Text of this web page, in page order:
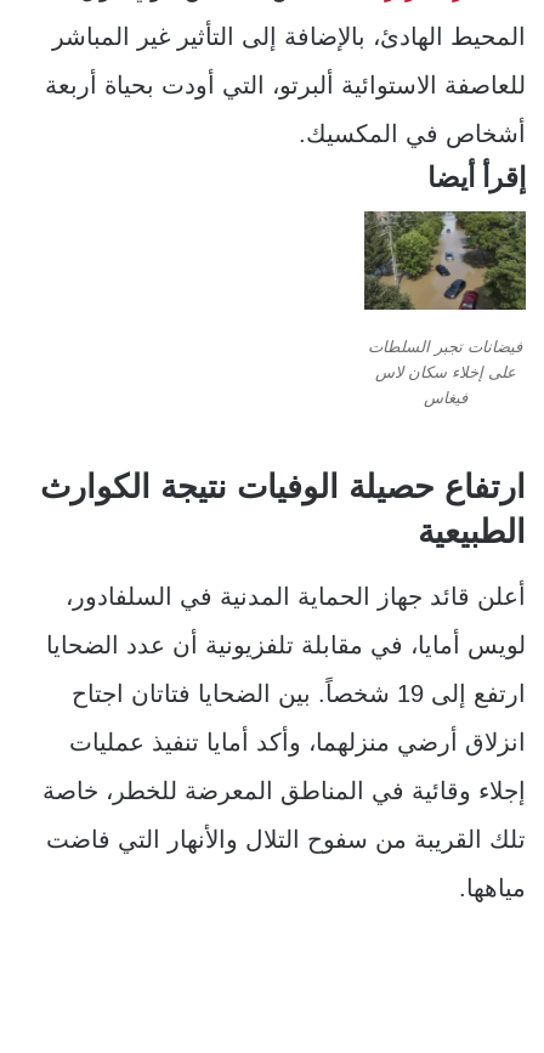
المحيط الهادئ، بالإضافة إلى التأثير غير المباشر
للعاصفة الاستوائية ألبرتو، التي أودت بحياة أربعة
أشخاص في المكسيك.
إقرأ أيضا
فيضانات تجبر السلطات
على إخلاء سكان لاس
فيغاس
ارتفاع حصيلة الوفيات نتيجة الكوارث
الطبيعية
أعلن قائد جهاز الحماية المدنية في السلفادور،
لويس أمايا، في مقابلة تلفزيونية أن عدد الضحايا
ارتفع إلى 19 شخصاً. بين الضحايا فتاتان اجتاح
انزلاق أرضي منزلهما، وأكد أمايا تنفيذ عمليات
إجلاء وقائية في المناطق المعرضة للخطر، خاصة
تلك القريبة من سفوح التلال والأنهار التي فاضت
مياهها.